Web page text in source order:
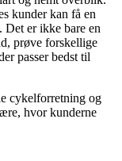
kunder kan få en
Det er ikke bare en
prøve forskellige
passer bedst til
cykelforretning og
hvor kunderne